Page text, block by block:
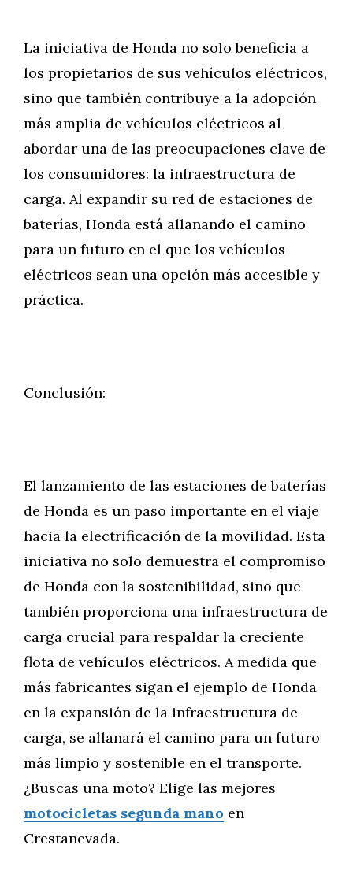
La iniciativa de Honda no solo beneficia a
los propietarios de sus vehículos eléctricos,
sino que también contribuye a la adopción
más amplia de vehículos eléctricos al
abordar una de las preocupaciones clave de
los consumidores: la infraestructura de
carga. Al expandir su red de estaciones de
baterías, Honda está allanando el camino
para un futuro en el que los vehículos
eléctricos sean una opción más accesible y
práctica.
Conclusión:
El lanzamiento de las estaciones de baterías
de Honda es un paso importante en el viaje
hacia la electrificación de la movilidad. Esta
iniciativa no solo demuestra el compromiso
de Honda con la sostenibilidad, sino que
también proporciona una infraestructura de
carga crucial para respaldar la creciente
flota de vehículos eléctricos. A medida que
más fabricantes sigan el ejemplo de Honda
en la expansión de la infraestructura de
carga, se allanará el camino para un futuro
más limpio y sostenible en el transporte.
¿Buscas una moto? Elige las mejores
motocicletas segunda mano en
Crestanevada.